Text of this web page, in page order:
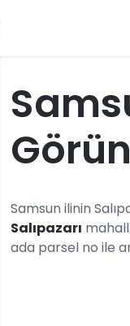
Samsun ilinin
Salıpazarı
ada parsel no ile